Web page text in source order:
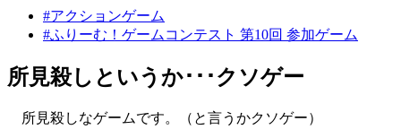
#アクションゲーム
#ふりーむ！ゲームコンテスト 第10回 参加ゲーム
所見殺しというか･･･クソゲー
所見殺しなゲームです。（と言うかクソゲー）